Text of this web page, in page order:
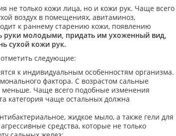
не только кожи лица, но и кожи рук. Чаще всего
воздух в помещениях, авитаминоз,
к раннему старению кожи, появлению
руки молодыми, придать им ухоженный вид,
сухой кожи рук.
следующие:
к индивидуальным особенностям организма.
фактора. С возрастом сальные
меньше. Чаще всего подобные изменения
категория чаще остальных должна
жидкое мыло, а также гели для
средства, которые не только